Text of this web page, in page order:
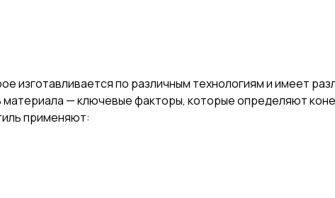
изготавливается по различным технологиям и имеет
материала — ключевые факторы, которые определяют
применяют: